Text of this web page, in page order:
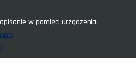
w pamięci urządzenia.